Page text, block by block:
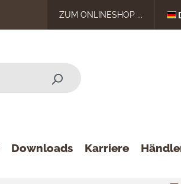
ZUM ONLINESHOP ...
Downloads Karriere